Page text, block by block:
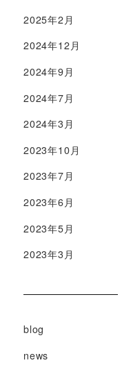
2025年2月
2024年12月
2024年9月
2024年7月
2024年3月
2023年10月
2023年7月
2023年6月
2023年5月
2023年3月
blog
news